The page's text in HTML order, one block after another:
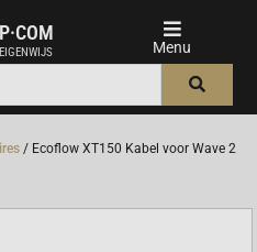
/ Ecoflow XT150 Kabel voor Wave 2